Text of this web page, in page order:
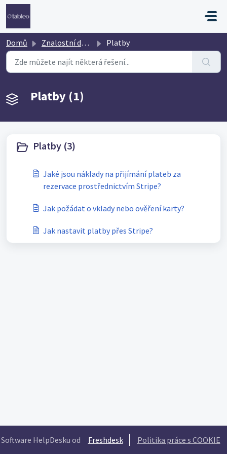
Přeskočit na hlavní obsah
Domů Znalostní databáze Platby
Platby (1)
Platby (3)
Jaké jsou náklady na přijímání plateb za
rezervace prostřednictvím Stripe?
Jak požádat o vklady nebo ověření karty?
Jak nastavit platby přes Stripe?
Software HelpDesku od Freshdesk Politika práce s COOKIE